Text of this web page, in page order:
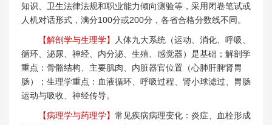
知识、卫生法律法规和职业能力倾向测验等，采用闭卷笔试或
人机对话形式，满分100分或200分，各省合格分数线不同。
【解剖学与生理学】
人体九大系统（运动、消化、呼吸、
循环、泌尿、神经、内分泌、生殖、感觉器）是基础；解剖学
重点：骨骼结构、主要肌肉、内脏器官位置（心肺肝脾肾胃
肠）；生理学重点：血液循环、呼吸过程、肾小球滤过、胃肠
运动与吸收、神经传导。
【病理学与药理学】 常见疾病病理变化：炎症、血栓形成